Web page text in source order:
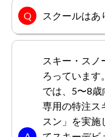
リッシュなデザイン
上品な雰囲気を醸し
GYOUさん 男性/40代
総合評価
ナイトタイムが気に
スクールはあ
スキー・スノ
ろっています
では、5〜8
専用の特注ス
スン」を実施